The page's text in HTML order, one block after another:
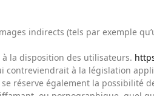
indirects (tels par exemple
à la disposition des utilisateurs.
à la législation
se réserve également la possibilité